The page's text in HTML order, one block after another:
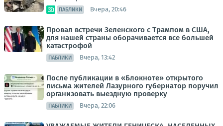
ПАБЛИКИ Вчера, 20:46
Провал встречи Зеленского с Трампом в США,
для нашей страны оборачивается все большей
катастрофой
ПАБЛИКИ Вчера, 13:42
После публикации в «Блокноте» открытого
письма жителей Лазурного губернатор поручил
организовать выездную проверку
ПАБЛИКИ Вчера, 22:06